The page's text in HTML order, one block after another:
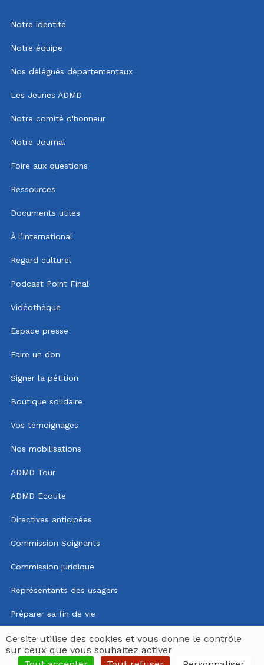
Notre identité
Notre équipe
Nos délégués départementaux
Les Jeunes ADMD
Notre comité d'honneur
Notre Journal
Foire aux questions
Ressources
Documents utiles
À l’international
Regard culturel
Podcast Point Final
Vidéothèque
Espace presse
Faire un don
Signer la pétition
Boutique solidaire
Vos témoignages
Nos mobilisations
ADMD Tour
ADMD Ecoute
Directives anticipées
Commission Soignants
Commission juridique
Représentants des usagers
Préparer sa fin de vie
Mentions légales
Politique de confidentialité
Ce site utilise des cookies et vous donne le contrôle
sur ceux que vous souhaitez activer